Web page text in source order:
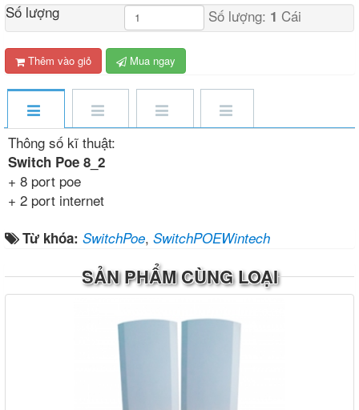
Số lượng Số lượng: 1 Cái
Thêm vào giỏ Mua ngay
Thông số kĩ thuật:
Switch Poe 8_2
+ 8 port poe
+ 2 port internet
Từ khóa: SwitchPoe, SwitchPOEWintech
SẢN PHẨM CÙNG LOẠI